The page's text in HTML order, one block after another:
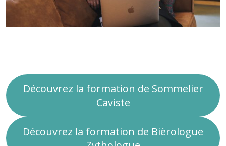
Découvrez la formation de Sommelier
Caviste
Découvrez la formation de Bièrologue